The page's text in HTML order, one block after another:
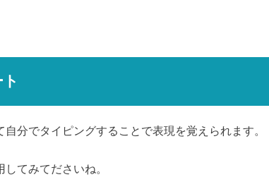
分でタイピングすることで表現を覚えられます。
てみてださいね。